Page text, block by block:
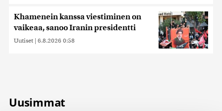
Khamenein kanssa viestiminen on
vaikeaa, sanoo Iranin presidentti
Uutiset | 6.8.2026 0:58
Uusimmat